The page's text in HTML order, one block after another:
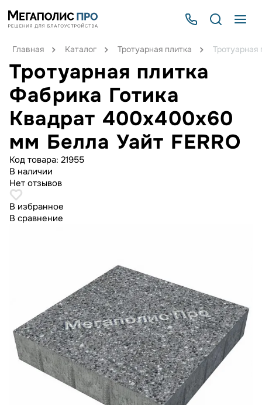
Главная Каталог Тротуарная плитка
Тротуарная плитка
Фабрика Готика
Квадрат 400х400х60
мм Белла Уайт FERRO
Код товара: 21955
В наличии
Нет отзывов
В избранное
В сравнение